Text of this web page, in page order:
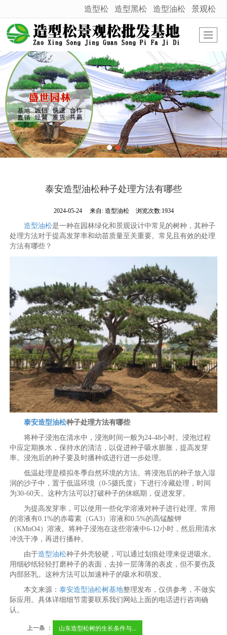
很遗憾，因您的浏览器版本过低导致无法获得最佳浏览体验，推荐下载安装谷歌浏览器！
造型松 造型黑松 造型油松 景观松
泰安造型油松种子处理方法有哪些
2024-05-24 来自: 造型油松 浏览次数:1934
造型油松是一种在园林绿化和景观设计中常见的树种，其种子
处理方法对于提高发芽率和幼苗质量至关重要。常见且有效的处理
方法有哪些？
泰安造型油松种子处理方法有哪些
将种子浸泡在清水中，浸泡时间一般为24-48小时。浸泡过程
中应定期换水，保持水的清洁，以促进种子吸水膨胀，提高发芽
率。浸泡后的种子要及时播种或进行进一步处理。
低温处理是模拟冬季自然环境的方法。将浸泡后的种子放入湿
润的沙子中，置于低温环境（0-5摄氏度）下进行冷藏处理，时间
为30-60天。这种方法可以打破种子的休眠期，促进发芽。
为提高发芽率，可以使用一些化学溶液对种子进行处理。常用
的溶液有0.1%的赤霉素（GA3）溶液和0.5%的高锰酸钾
（KMnO4）溶液。将种子浸泡在这些溶液中6-12小时，然后用清水
冲洗干净，再进行播种。
由于造型油松种子外壳较硬，可以通过划痕处理来促进吸水。
用细砂纸轻轻打磨种子的表面，去掉一层薄薄的表皮，但不要伤及
内部胚乳。这种方法可以加速种子的吸水和萌发。
本文来源：泰安造型油松树基地整理发布，仅供参考，不做实
际应用。具体详细细节需要联系我们网站上面的电话进行咨询确
认。
上一条 ： 山东造型松树的生长条件与...